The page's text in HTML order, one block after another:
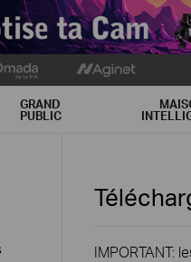
GRAND
PUBLIC
IMPORTANT: